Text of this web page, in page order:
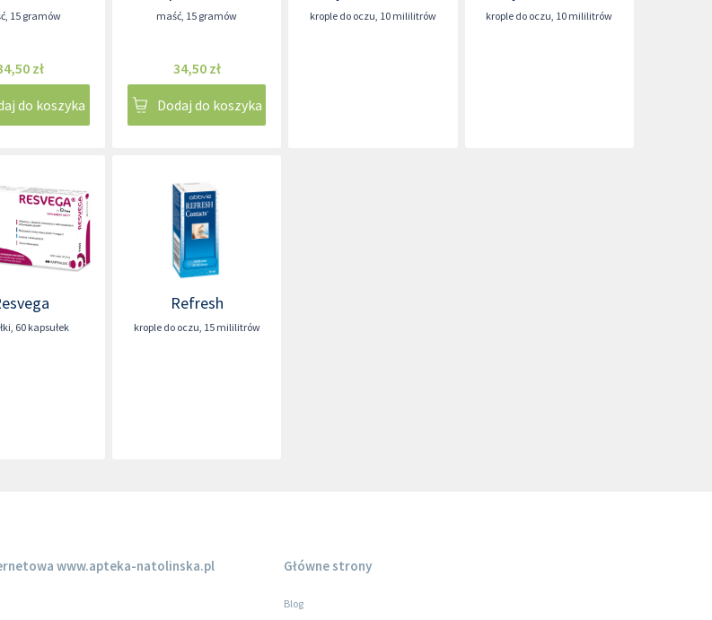
, 15 gramów
zł
do koszyka
maść, 15 gramów
34,50 zł
Dodaj do koszyka
krople do oczu, 10 mililitrów krople do oczu, 10 mililitrów
, 60 kapsułek
Refresh
krople do oczu, 15 mililitrów
www.apteka-natolinska.pl Główne strony
Blog